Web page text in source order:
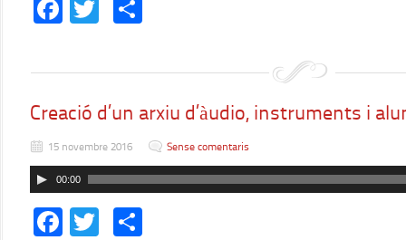
Facebook
Twitter
Creació d’un arxiu d’àudio, instruments i
15 novembre 2016 Sense comentaris
Reproductor
d'àudio
00:00
Facebook
Twitter